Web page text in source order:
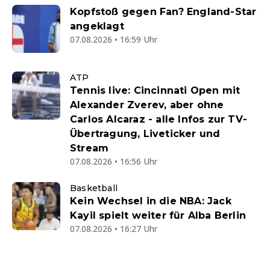
Kopfstoß gegen Fan? England-Star
angeklagt
07.08.2026 • 16:59 Uhr
ATP
Tennis live: Cincinnati Open mit
Alexander Zverev, aber ohne
Carlos Alcaraz - alle Infos zur TV-
Übertragung, Liveticker und
Stream
07.08.2026 • 16:56 Uhr
Basketball
Kein Wechsel in die NBA: Jack
Kayil spielt weiter für Alba Berlin
07.08.2026 • 16:27 Uhr